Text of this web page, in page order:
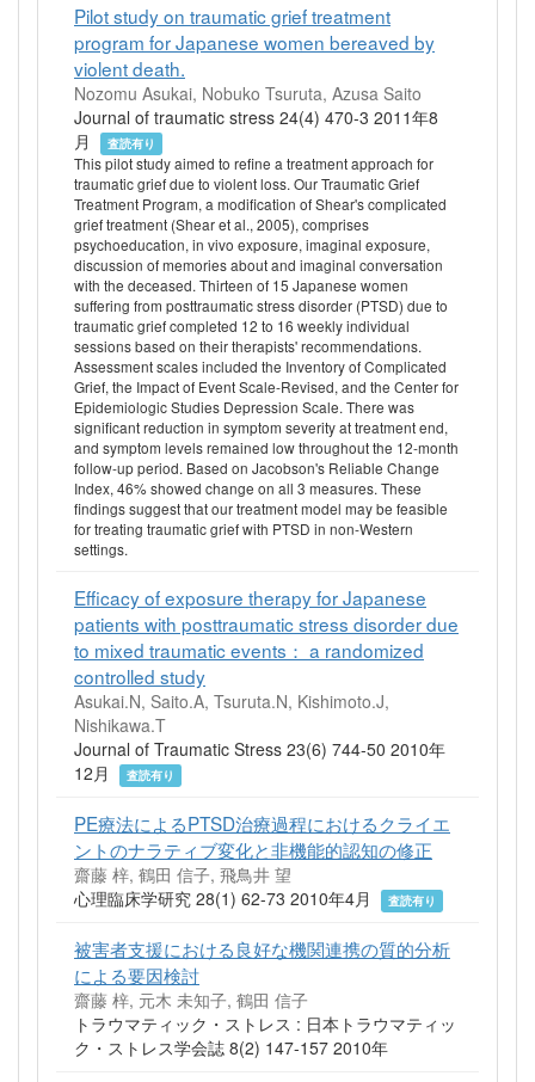
Pilot study on traumatic grief treatment
program for Japanese women bereaved by
violent death.
Nozomu Asukai, Nobuko Tsuruta, Azusa Saito
Journal of traumatic stress 24(4) 470-3 2011年8
月
査読有り
This pilot study aimed to refine a treatment approach for
traumatic grief due to violent loss. Our Traumatic Grief
Treatment Program, a modification of Shear's complicated
grief treatment (Shear et al., 2005), comprises
psychoeducation, in vivo exposure, imaginal exposure,
discussion of memories about and imaginal conversation
with the deceased. Thirteen of 15 Japanese women
suffering from posttraumatic stress disorder (PTSD) due to
traumatic grief completed 12 to 16 weekly individual
sessions based on their therapists' recommendations.
Assessment scales included the Inventory of Complicated
Grief, the Impact of Event Scale-Revised, and the Center for
Epidemiologic Studies Depression Scale. There was
significant reduction in symptom severity at treatment end,
and symptom levels remained low throughout the 12-month
follow-up period. Based on Jacobson's Reliable Change
Index, 46% showed change on all 3 measures. These
findings suggest that our treatment model may be feasible
for treating traumatic grief with PTSD in non-Western
settings.
Efficacy of exposure therapy for Japanese
patients with posttraumatic stress disorder due
to mixed traumatic events： a randomized
controlled study
Asukai.N, Saito.A, Tsuruta.N, Kishimoto.J,
Nishikawa.T
Journal of Traumatic Stress 23(6) 744-50 2010年
12月
査読有り
PE療法によるPTSD治療過程におけるクライエ
ントのナラティブ変化と非機能的認知の修正
齋藤 梓, 鶴田 信子, 飛鳥井 望
心理臨床学研究 28(1) 62-73 2010年4月
査読有り
被害者支援における良好な機関連携の質的分析
による要因検討
齋藤 梓, 元木 未知子, 鶴田 信子
トラウマティック・ストレス : 日本トラウマティッ
ク・ストレス学会誌 8(2) 147-157 2010年